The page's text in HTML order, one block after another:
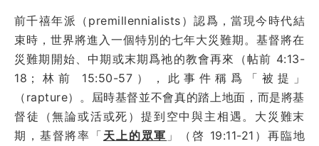
前千禧年派（premillennialists）認爲，當現今時代結
束時，世界將進入一個特別的七年大災難期。基督將在
災難期開始、中期或末期爲祂的教會再來（帖前 4:13-
18；林前 15:50-57），此事件稱爲「被提」
（rapture）。屆時基督並不會真的踏上地面，而是將基
督徒（無論或活或死）提到空中與主相遇。大災難末
期，基督將率「 天上的眾軍 」（啓 19:11-21）再臨地